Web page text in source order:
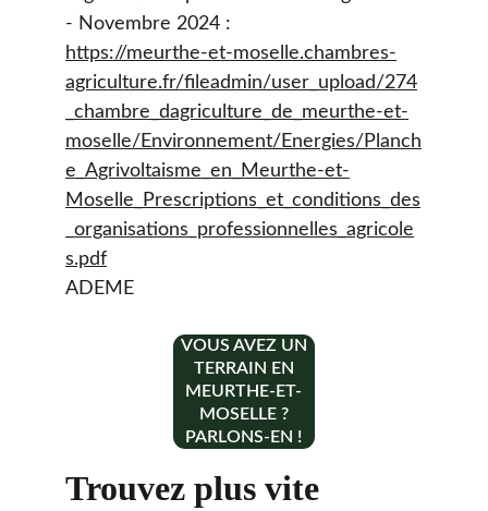
VOUS AVEZ UN
TERRAIN EN
MEURTHE-ET-
MOSELLE ?
PARLONS-EN !
- Novembre 2024 :
https://meurthe-et-moselle.chambres-
agriculture.fr/fileadmin/user_upload/274
_chambre_dagriculture_de_meurthe-et-
moselle/Environnement/Energies/Planch
e_Agrivoltaisme_en_Meurthe-et-
Moselle_Prescriptions_et_conditions_des
_organisations_professionnelles_agricole
s.pdf
ADEME
Trouvez plus vite